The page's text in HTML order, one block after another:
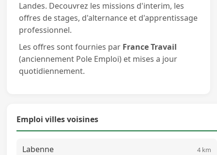
Landes. Decouvrez les missions d'interim, les
offres de stages, d'alternance et d'apprentissage
professionnel.
Les offres sont fournies par France Travail
(anciennement Pole Emploi) et mises a jour
quotidiennement.
Emploi villes voisines
Labenne 4 km